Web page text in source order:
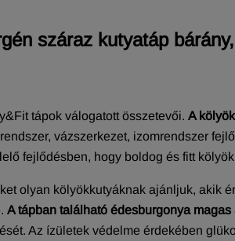
száraz kutyatáp
tápok válogatott összetevői. A
vázszerkezet, izomrendszer
fejlődésben, hogy boldog és fitt
olyan kölyökkutyáknak ajánljuk, akik
A tápban található édesburgonya
Az ízületek védelme érdekében